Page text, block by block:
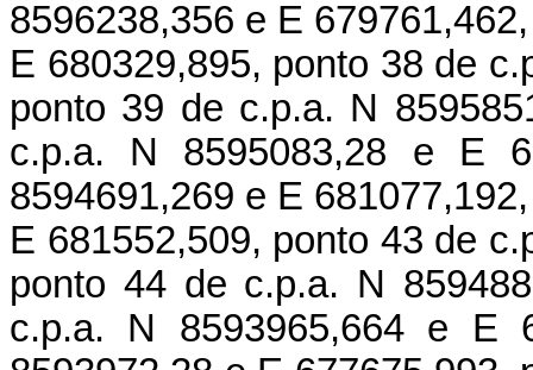
8596238,356 e E
E 680329,895, ponto 38 de
ponto 39 de c.p.a. N
c.p.a. N 8595083,28 e E
8594691,269 e E
E 681552,509, ponto 43 de
ponto 44 de c.p.a. N
c.p.a. N 8593965,664 e E